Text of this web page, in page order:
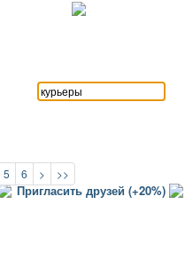
Пригласить друзей (+20%)
5 6 > >>